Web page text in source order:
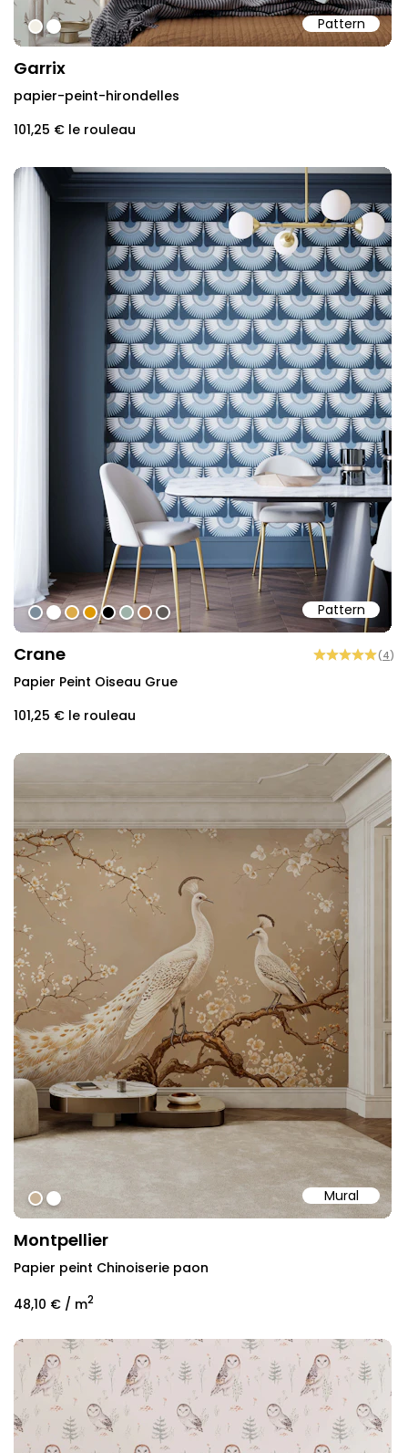
Pattern
#f2efe5
#ffffff
Garrix
papier-peint-hirondelles
101,25 € le rouleau
Pattern
#7c8e9b
#ffffff
#dcab49
#de9903
#000000
#9eb2a9
#af7147
#5e5a57
Crane (4)
Papier Peint Oiseau Grue
101,25 € le rouleau
Mural
#c9b398
#ffffff
Montpellier
Papier peint Chinoiserie paon
48,10 € / m2